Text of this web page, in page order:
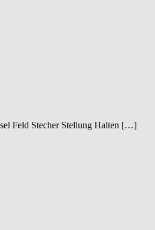
Feld Stecher Stellung Halten […]